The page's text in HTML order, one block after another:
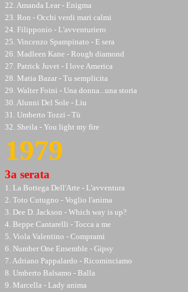
22. Amanda Lear - Enigma
23. Ron - Occhi verdi mari calmi
24. Filipponio - L'avventuriero
25. Vincenzo Spampinato - E sera
26. Madleen Kane - Rough diamond
27. Patrick Juvet - I love America
28. Matia Bazar - Tu semplicita
29. Walter Foini - Una donna...una storia
30. Alunni Del Sole - Liu
31. Umberto Tozzi - Tù
32. Sheila - You light my fire
1979
3a serata
1. La Bottega Dell'Arte - L'avventura
2. Toto Cutugno - Voglio l'anima
3. Dee D. Jackson - Which way is up?
4. Beppe Cantarelli - Tocca a me
5. Viola Valentino - Comprami
6. Number One Ensemble - Gipsy
7. Adriano Pappalardo - Ricominciamo
8. Umberto Balsamo - Balla
9. Marcella - Lady anima